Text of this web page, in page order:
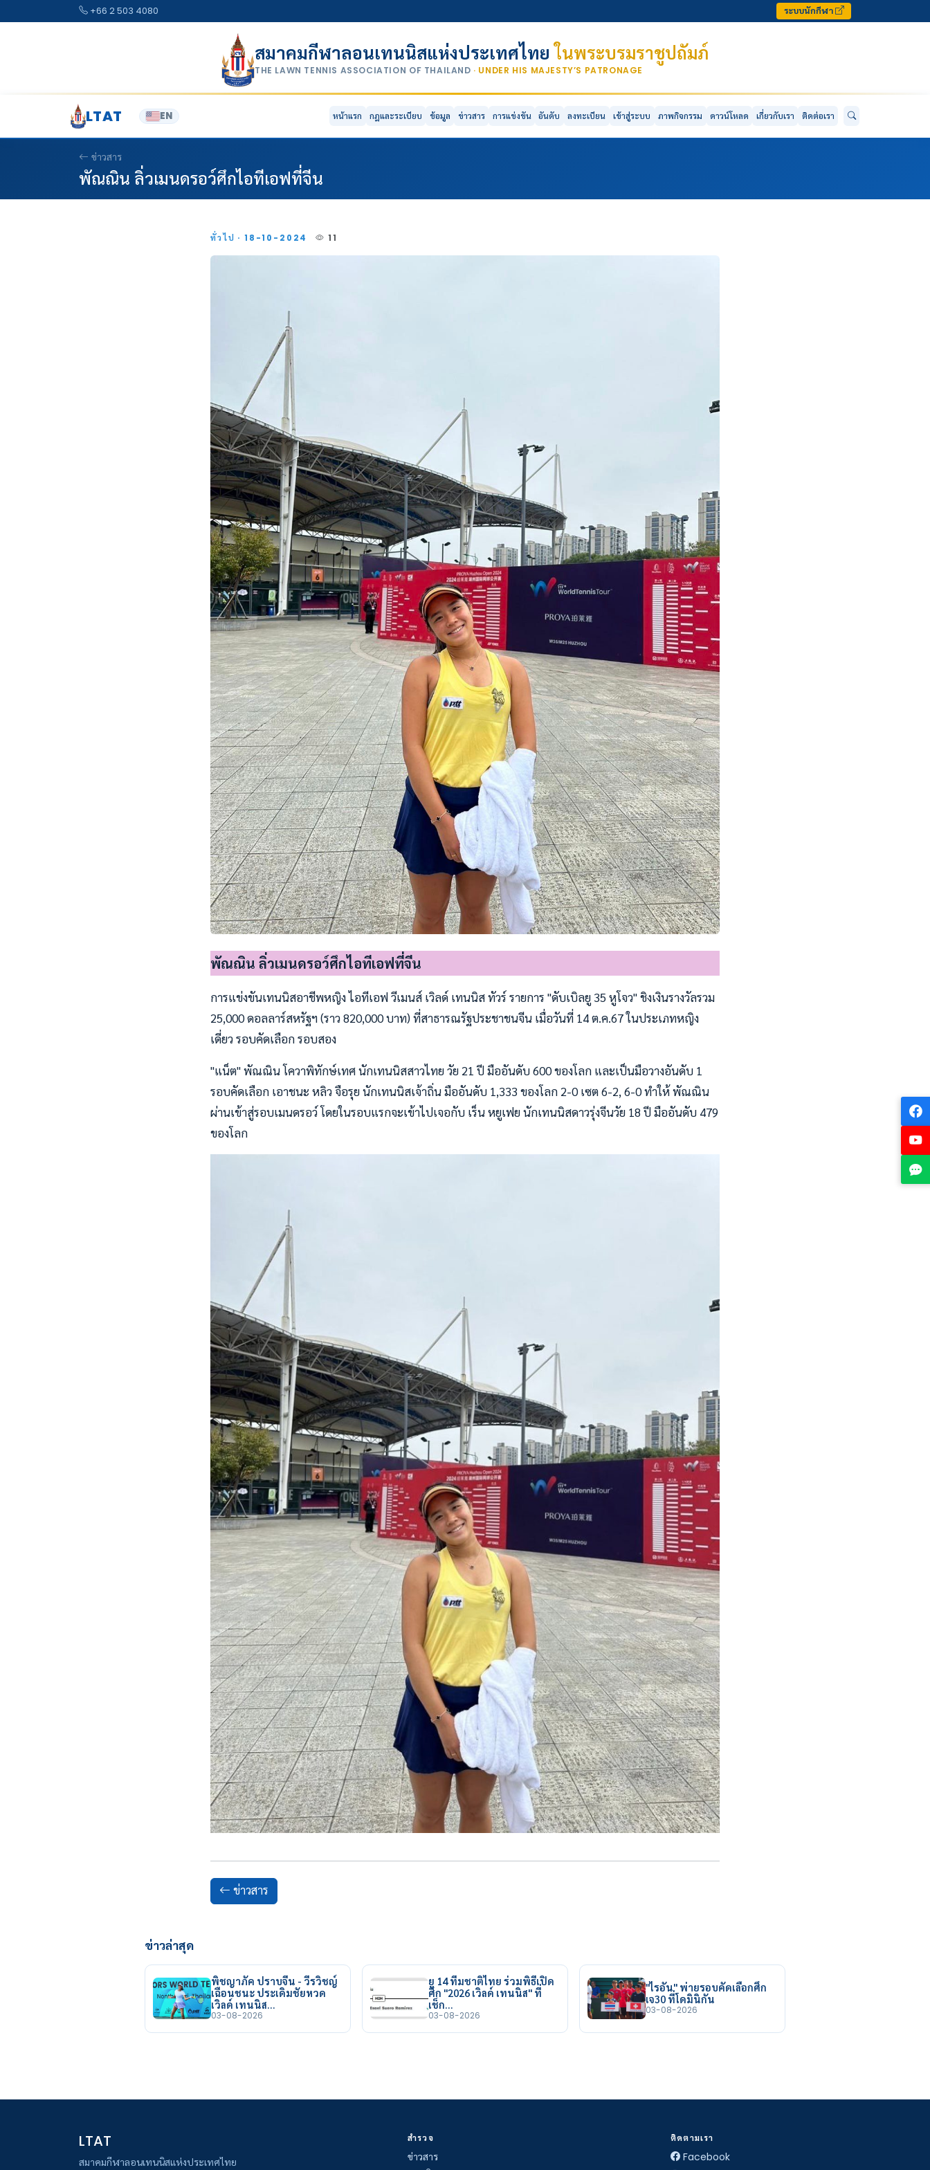
+66 2 503 4080 ระบบนักกีฬา
สมาคมกีฬาลอนเทนนิสแห่งประเทศไทยในพระบรมราชูปถัมภ์
THE LAWN TENNIS ASSOCIATION OF THAILAND · UNDER HIS MAJESTY’S PATRONAGE
LTAT EN หน้าแรก กฎและระเบียบ ข้อมูล ข่าวสาร การแข่งขัน อันดับ ลงทะเบียน เข้าสู่ระบบ ภาพกิจกรรม ดาวน์โหลด เกี่ยวกับเรา ติดต่อเรา
ข่าวสาร
พัณณิน ลิ่วเมนดรอว์ศึกไอทีเอฟที่จีน
ทั่วไป · 18-10-2024 11
พัณณิน ลิ่วเมนดรอว์ศึกไอทีเอฟที่จีน
การแข่งขันเทนนิสอาชีพหญิง ไอทีเอฟ วีเมนส์ เวิลด์ เทนนิส ทัวร์ รายการ "ดับเบิลยู 35 หูโจว" ชิงเงินรางวัลรวม
25,000 ดอลลาร์สหรัฐฯ (ราว 820,000 บาท) ที่สาธารณรัฐประชาชนจีน เมื่อวันที่ 14 ต.ค.67 ในประเภทหญิง
เดี่ยว รอบคัดเลือก รอบสอง
"แน็ต" พัณณิน โควาพิทักษ์เทศ นักเทนนิสสาวไทย วัย 21 ปี มืออันดับ 600 ของโลก และเป็นมือวางอันดับ 1
รอบคัดเลือก เอาชนะ หลิว จือรุย นักเทนนิสเจ้าถิ่น มืออันดับ 1,333 ของโลก 2-0 เซต 6-2, 6-0 ทำให้ พัณณิน
ผ่านเข้าสู่รอบเมนดรอว์ โดยในรอบแรกจะเข้าไปเจอกับ เร็น หยูเฟย นักเทนนิสดาวรุ่งจีนวัย 18 ปี มืออันดับ 479
ของโลก
ข่าวสาร
ข่าวล่าสุด
พิชญาภัค ปราบจีน - วีรวิชญ์
เฉือนชนะ ประเดิมชัยหวด
เวิลด์ เทนนิส…
03-08-2026
ยู 14 ทีมชาติไทย ร่วมพิธีเปิด
ศึก "2026 เวิลด์ เทนนิส" ที่
เช็ก…
03-08-2026
"ไรอัน" พ่ายรอบคัดเลือกศึก
เจ30 ที่โดมินิกัน
03-08-2026
LTAT
สมาคมกีฬาลอนเทนนิสแห่งประเทศไทย
สำรวจ
ข่าวสาร
ติดตามเรา
Facebook